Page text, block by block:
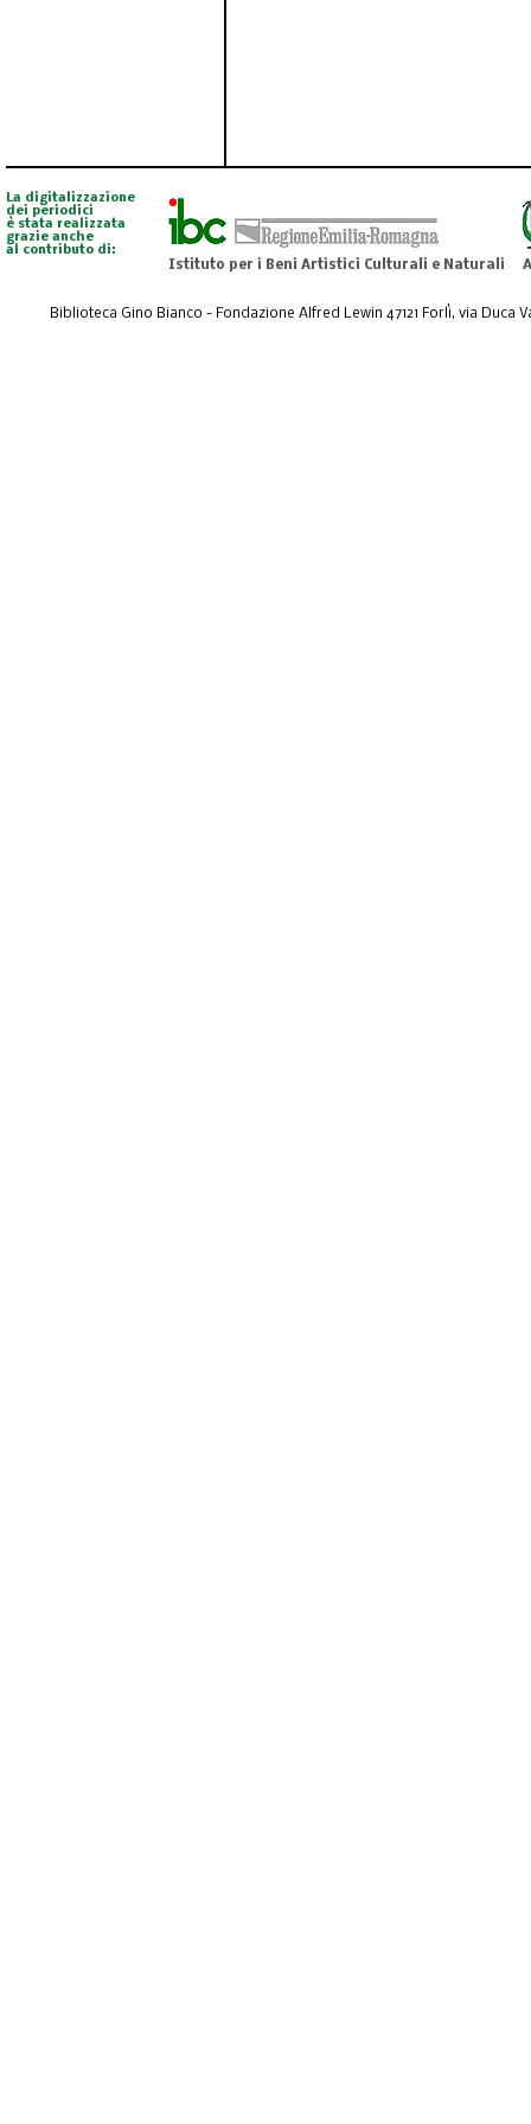
La digitalizzazione
dei periodici
è stata realizzata
grazie anche
al contributo di:
Istituto per i Beni Artistici Culturali e Naturali
Biblioteca Gino Bianco - Fondazione Alfred Lewin 47121 Forlì, via Duca